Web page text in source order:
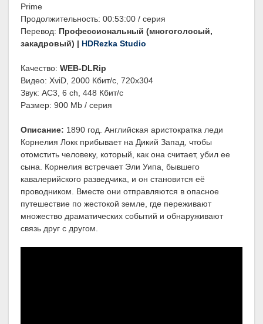
Prime
Продолжительность: 00:53:00 / серия
Перевод: Профессиональный (многоголосый,
закадровый) | HDRezka Studio
Качество: WEB-DLRip
Видео: XviD, 2000 Кбит/с, 720x304
Звук: AC3, 6 ch, 448 Кбит/с
Размер: 900 Mb / серия
Описание: 1890 год. Английская аристократка леди
Корнелия Локк прибывает на Дикий Запад, чтобы
отомстить человеку, который, как она считает, убил ее
сына. Корнелия встречает Эли Уипа, бывшего
кавалерийского разведчика, и он становится её
проводником. Вместе они отправляются в опасное
путешествие по жестокой земле, где переживают
множество драматических событий и обнаруживают
связь друг с другом.